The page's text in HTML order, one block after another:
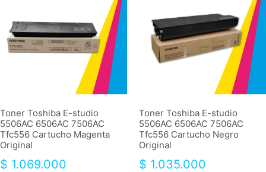
Toner Toshiba E-studio
5506AC 6506AC 7506AC
Tfc556 Cartucho Magenta
Original
$ 1.069.000
Toner Toshiba E-studio
5506AC 6506AC 7506AC
Tfc556 Cartucho Negro
Original
$ 1.035.000